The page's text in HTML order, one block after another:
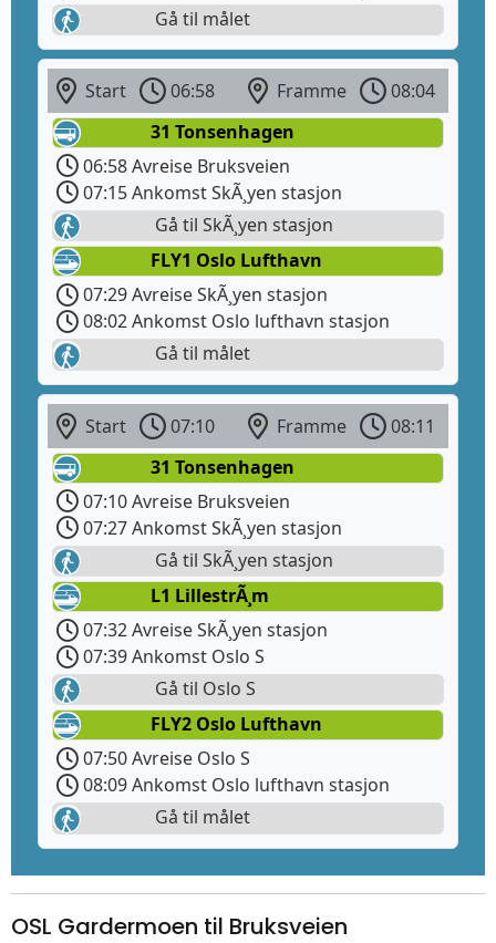
Gå til målet
Start 06:58 Framme
08:04
31 Tonsenhagen
06:58 Avreise Bruksveien
07:15 Ankomst SkÃ¸yen stasjon
Gå til SkÃ¸yen stasjon
FLY1 Oslo Lufthavn
07:29 Avreise SkÃ¸yen stasjon
08:02 Ankomst Oslo lufthavn stasjon
Gå til målet
Start 07:10 Framme
08:11
31 Tonsenhagen
07:10 Avreise Bruksveien
07:27 Ankomst SkÃ¸yen stasjon
Gå til SkÃ¸yen stasjon
L1 LillestrÃ¸m
07:32 Avreise SkÃ¸yen stasjon
07:39 Ankomst Oslo S
Gå til Oslo S
FLY2 Oslo Lufthavn
07:50 Avreise Oslo S
08:09 Ankomst Oslo lufthavn stasjon
Gå til målet
OSL Gardermoen til Bruksveien